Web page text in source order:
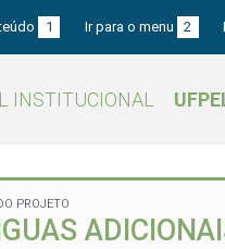
1 Ir para o menu 2
INSTITUCIONAL
PROJETO